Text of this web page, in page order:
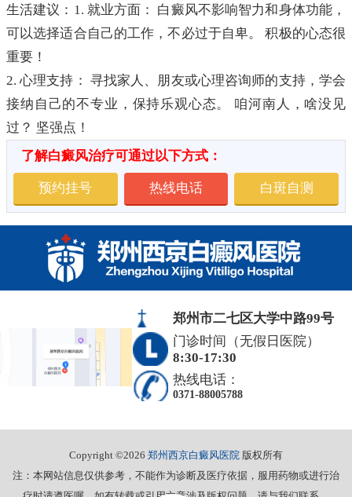
生活建议：1. 就业方面： 白癜风不影响智力和身体功能，
可以选择适合自己的工作，不必过于自卑。 积极的心态很
重要！
2. 心理支持： 寻找家人、朋友或心理咨询师的支持，学会
接纳自己的不专业，保持乐观心态。 咱河南人，啥没见
过？ 坚强点！
了解白癜风治疗可通过以下方式：
预约挂号 热线电话 白斑自测
郑州市二七区大学中路99号
门诊时间（无假日医院）
8:30-17:30
热线电话：
0371-88005788
Copyright ©2026 郑州西京白癜风医院 版权所有
注：本网站信息仅供参考，不能作为诊断及医疗依据，服用药物或进行治